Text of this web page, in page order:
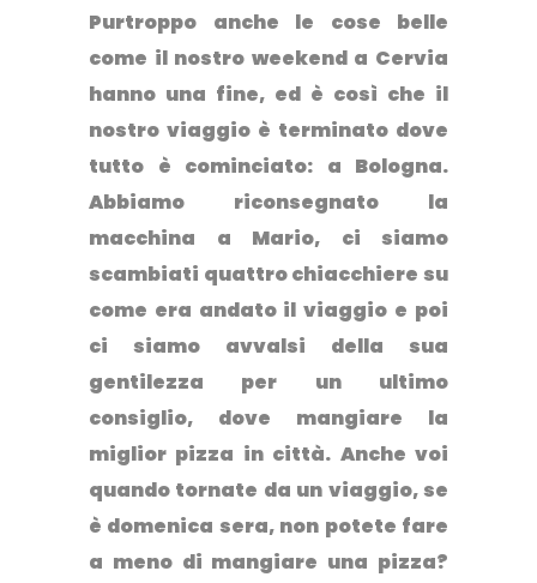
Purtroppo anche le cose belle
come il nostro weekend a Cervia
hanno una fine, ed è così che il
nostro viaggio è terminato dove
tutto è cominciato: a Bologna.
Abbiamo riconsegnato la
macchina a Mario, ci siamo
scambiati quattro chiacchiere su
come era andato il viaggio e poi
ci siamo avvalsi della sua
gentilezza per un ultimo
consiglio, dove mangiare la
miglior pizza in città. Anche voi
quando tornate da un viaggio, se
è domenica sera, non potete fare
a meno di mangiare una pizza?